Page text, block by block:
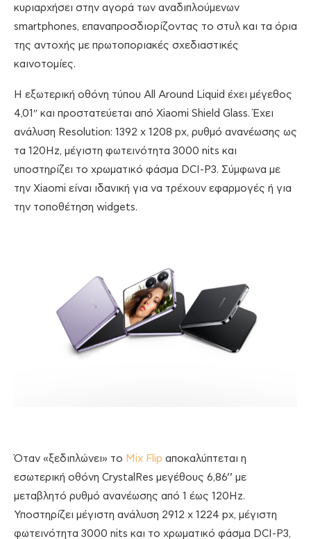
κυριαρχήσει στην αγορά των αναδιπλούμενων
smartphones, επαναπροσδιορίζοντας το στυλ και τα όρια
της αντοχής με πρωτοποριακές σχεδιαστικές
καινοτομίες.
Η εξωτερική οθόνη τύπου All Around Liquid έχει μέγεθος
4,01″ και προστατεύεται από Xiaomi Shield Glass. Έχει
ανάλυση Resolution: 1392 x 1208 px, ρυθμό ανανέωσης ως
τα 120Hz, μέγιστη φωτεινότητα 3000 nits και
υποστηρίζει το χρωματικό φάσμα DCI-P3. Σύμφωνα με
την Xiaomi είναι ιδανική για να τρέχουν εφαρμογές ή για
την τοποθέτηση widgets.
Όταν «ξεδιπλώνει» το Mix Flip αποκαλύπτεται η
εσωτερική οθόνη CrystalRes μεγέθους 6,86’’ με
μεταβλητό ρυθμό ανανέωσης από 1 έως 120Hz.
Υποστηρίζει μέγιστη ανάλυση 2912 x 1224 px, μέγιστη
φωτεινότητα 3000 nits και το χρωματικό φάσμα DCI-P3,